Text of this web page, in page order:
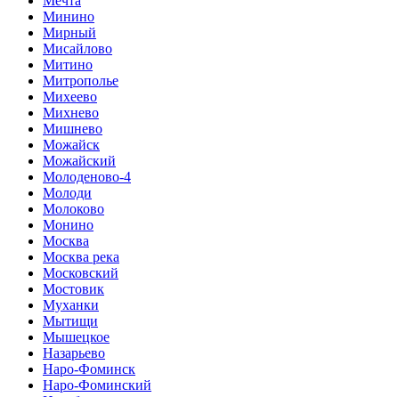
Минино
Мирный
Мисайлово
Митино
Митрополье
Михеево
Михнево
Мишнево
Можайск
Можайский
Молоденово-4
Молоди
Молоково
Монино
Москва
Москва река
Московский
Мостовик
Муханки
Мытищи
Мышецкое
Назарьево
Наро-Фоминск
Наро-Фоминский